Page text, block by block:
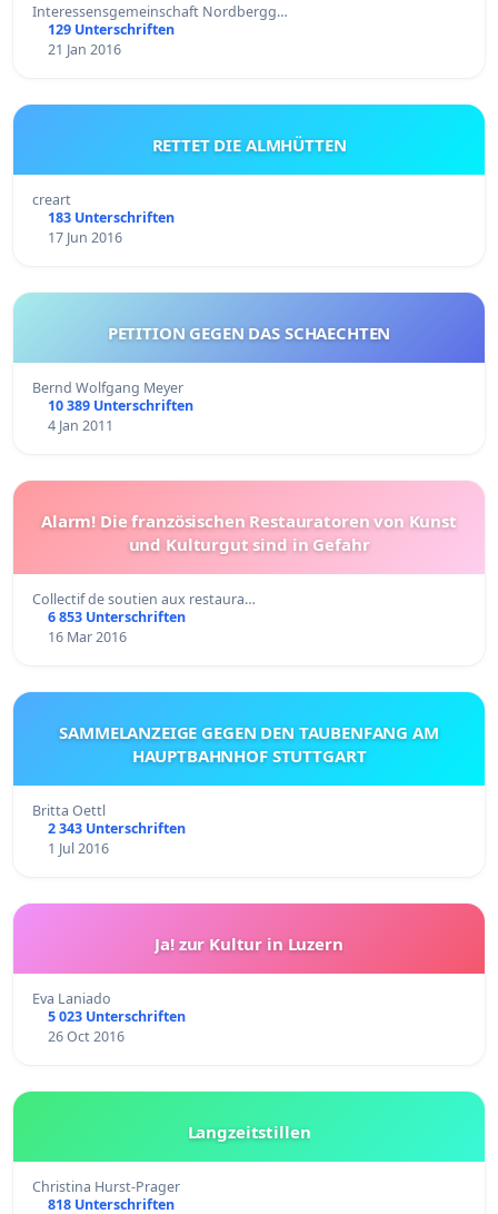
Interessensgemeinschaft Nordbergg…
129 Unterschriften
21 Jan 2016
RETTET DIE ALMHÜTTEN
creart
183 Unterschriften
17 Jun 2016
PETITION GEGEN DAS SCHAECHTEN
Bernd Wolfgang Meyer
10 389 Unterschriften
4 Jan 2011
Alarm! Die französischen Restauratoren von Kunst
und Kulturgut sind in Gefahr
Collectif de soutien aux restaura…
6 853 Unterschriften
16 Mar 2016
SAMMELANZEIGE GEGEN DEN TAUBENFANG AM
HAUPTBAHNHOF STUTTGART
Britta Oettl
2 343 Unterschriften
1 Jul 2016
Ja! zur Kultur in Luzern
Eva Laniado
5 023 Unterschriften
26 Oct 2016
Langzeitstillen
Christina Hurst-Prager
818 Unterschriften